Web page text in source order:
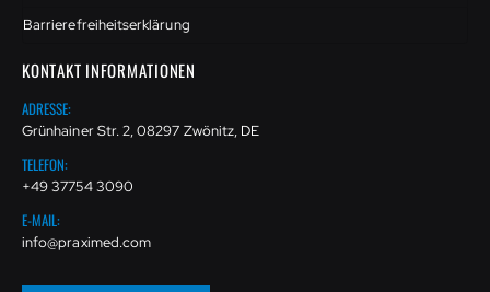
Barrierefreiheitserklärung
KONTAKT INFORMATIONEN
ADRESSE:
Grünhainer Str. 2, 08297 Zwönitz, DE
TELEFON:
+49 37754 3090
E-MAIL:
info@praximed.com